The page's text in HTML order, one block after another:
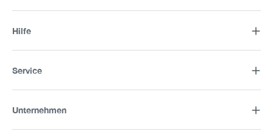
Hilfe
Service
Unternehmen